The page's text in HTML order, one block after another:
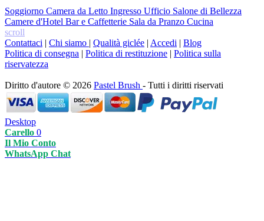
Soggiorno Camera da Letto Ingresso Ufficio Salone di Bellezza
Camere d'Hotel Bar e Caffetterie Sala da Pranzo Cucina
scroll
Contattaci | Chi siamo | Qualità giclée | Accedi | Blog
Politica di consegna | Politica di restituzione | Politica sulla
riservatezza
Diritto d'autore © 2026 Pastel Brush - Tutti i diritti riservati
Desktop
Carello 0
Il Mio Conto
WhatsApp Chat